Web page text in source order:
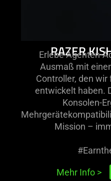
RAZER
Erlebe Agenten-
Ausmaß mit
Controller, den
entwickelt haben.
Konsolen-
Mission –
Mehr Info >